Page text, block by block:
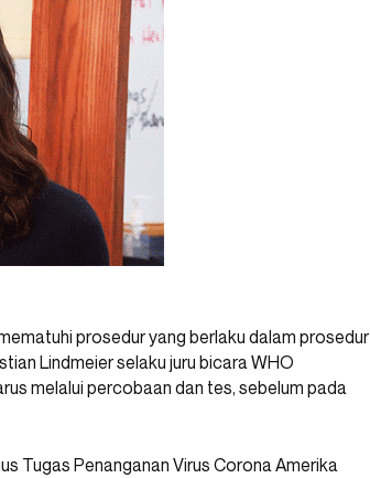
prosedur yang berlaku dalam prosedur
Lindmeier selaku juru bicara WHO
melalui percobaan dan tes, sebelum pada
Tugas Penanganan Virus Corona Amerika